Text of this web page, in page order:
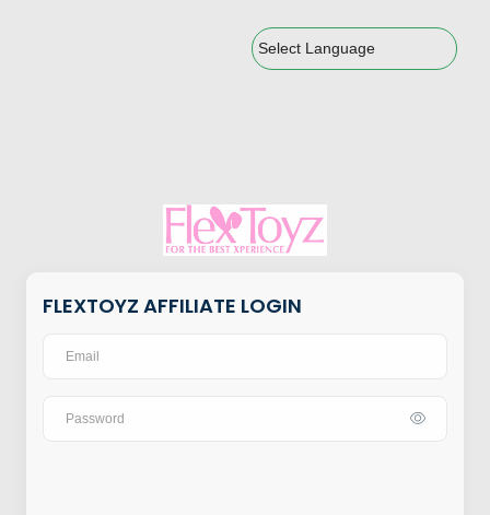
FLEXTOYZ AFFILIATE LOGIN